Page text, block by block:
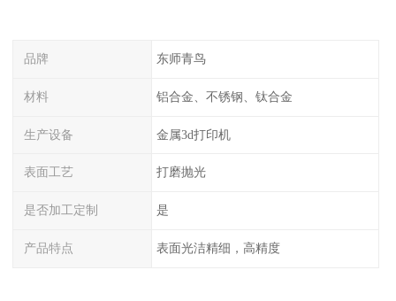
品牌 东师青鸟
材料 铝合金、不锈钢、钛合金
生产设备 金属3d打印机
表面工艺 打磨抛光
是否加工定制 是
产品特点 表面光洁精细，高精度